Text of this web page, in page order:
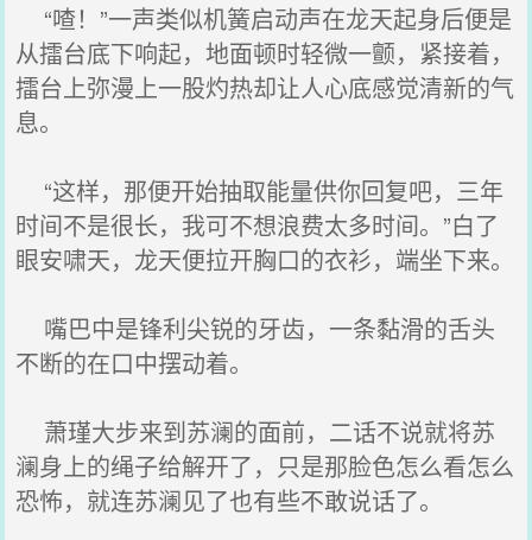
“喳！”一声类似机簧启动声在龙天起身后便是
从擂台底下响起，地面顿时轻微一颤，紧接着，
擂台上弥漫上一股灼热却让人心底感觉清新的气
息。
“这样，那便开始抽取能量供你回复吧，三年
时间不是很长，我可不想浪费太多时间。”白了
眼安啸天，龙天便拉开胸口的衣衫，端坐下来。
嘴巴中是锋利尖锐的牙齿，一条黏滑的舌头
不断的在口中摆动着。
萧瑾大步来到苏澜的面前，二话不说就将苏
澜身上的绳子给解开了，只是那脸色怎么看怎么
恐怖，就连苏澜见了也有些不敢说话了。